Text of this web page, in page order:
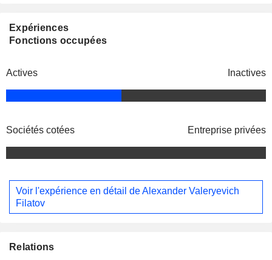
Expériences
Fonctions occupées
Actives Inactives
Sociétés cotées Entreprise privées
Voir l'expérience en détail de Alexander Valeryevich
Filatov
Relations